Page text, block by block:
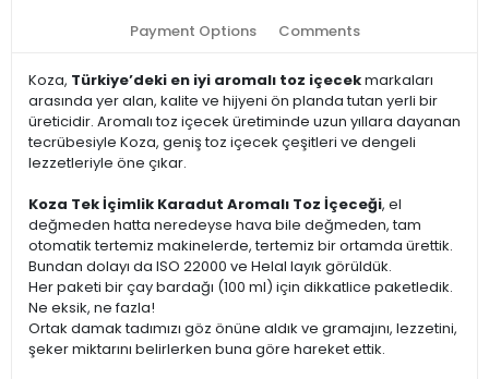
Payment Options Comments
Koza, Türkiye’deki en iyi aromalı toz içecekmarkaları
arasında yer alan, kalite ve hijyeni ön planda tutan yerli bir
üreticidir. Aromalı toz içecek üretiminde uzun yıllara dayanan
tecrübesiyle Koza, geniş toz içecek çeşitleri ve dengeli
lezzetleriyle öne çıkar.
Koza Tek İçimlik Karadut Aromalı Toz İçeceği, el
değmeden hatta neredeyse hava bile değmeden, tam
otomatik tertemiz makinelerde, tertemiz bir ortamda ürettik.
Bundan dolayı da ISO 22000 ve Helal layık görüldük.
Her paketi bir çay bardağı (100 ml) için dikkatlice paketledik.
Ne eksik, ne fazla!
Ortak damak tadımızı göz önüne aldık ve gramajını, lezzetini,
şeker miktarını belirlerken buna göre hareket ettik.